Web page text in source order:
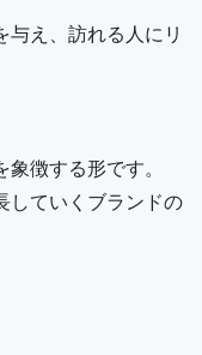
え、訪れる人にリ
徴する形です。
していくブランドの